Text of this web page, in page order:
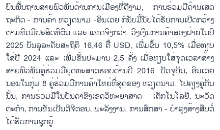
ບົນ​ພື້ນ​ຖານ​ສາຍພົ​ວ​ພັນ​ດ້ານ​ການ​ເມືອງ​ທີ່​ດີ​ງາມ, ການ​ຮ່ວມ​ມື​ດ້ານ​ເສດ​
ຖະ​ກິດ - ການ​ຄ້າ ຫວຽດ​ນາມ -ອິນ​ເດຍ ກໍ​ນັບ​ມື້​ນັບ​ໄດ້​ຮັບ​ການ​ເປີດກວ້າງ​
ຕາມ​ທິດມີ​ປະ​ສິດ​ທິ​ຜົນ ແລະ ແທດ​ຈິງກວ່າ. ວົງ​ເງິນ​ການ​ຄ້າ​ສອງ​ຝ່າຍ​ໃນ​ປີ
2025 ບັນ​ລຸ​ລະ​ດັບ​ສະ​ຖິ​ຕິ 16,46 ຕື້ USD, ເພີ່ມ​ຂຶ້ນ 10,5% ເມື່ອ​ທຽບ​
ໃສ່​ປີ 2024 ແລະ ເພີ່ມ​ຂຶ້ນ​ປະ​ມານ 2,5 ຄັ້ງ ເມື່ອ​ທຽບ​ໃສ່​ຈຸດ​ເວ​ລາ​ສ້າງ​
ສາຍ​ພົວ​ພັນ​ຄູ່​ຮ່ວມ​ມື​ຍຸດ​ທະ​ສາດ​ຮອບ​ດ້ານ​ປີ 2016. ປັດ​ຈຸ​ບັນ, ອິນ​ເດຍ
ນອນ​ໃນ​ກຸ່ມ 8 ຄູ່​ຮ່ວມ​ມື​ການ​ຄ້າ​ໃຫຍ່​ທີ່​ສຸດ​ຂອງ ຫວຽດ​ນາມ. ໄປ​ຄຽງ​ຄູ່​ກັນ​
ນັ້ນ, ການ​ຮ່ວມ​ມື​ໃນ​ບັນ​ດາ​ຂົງ​ເຂດ​ວິ​ທະ​ຍ​າ​ສາດ - ເຕັກ​ໂນ​ໂລ​ຢີ, ນະ​ວັດ​
ຕະ​ກຳ, ​ການຫັນ​ເປັນ​ດີ​ຈີ​ຕອນ, ພະ​ລັງ​ງານ, ການ​ສຶກ​ສາ - ບຳ​ລຸງ​ສ້າງ​ສືບ​ຕໍ່​
ໄດ້​ຮັບ​ການ​ຊຸກ​ຍູ້.